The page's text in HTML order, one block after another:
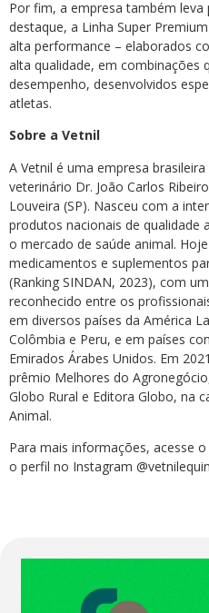
Por fim, a empresa também
destaque, a Linha Super
alta performance – elaborados
alta qualidade, em combinações
desempenho, desenvolvidos
atletas.
Sobre a Vetnil
A Vetnil é uma empresa
veterinário Dr. João Carlos
Louveira (SP). Nasceu com a
produtos nacionais de qualidade
o mercado de saúde animal.
medicamentos e suplementos
(Ranking SINDAN, 2023), com
reconhecido entre os
em diversos países da América
Colômbia e Peru, e em países
Emirados Árabes Unidos. Em
prêmio Melhores do
Globo Rural e Editora Globo, na
Animal.
Para mais informações, acesse
o perfil no Instagram